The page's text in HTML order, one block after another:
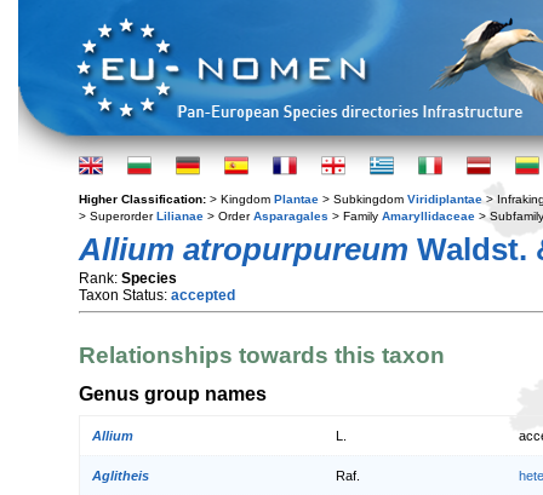
Higher Classification: > Kingdom Plantae > Subkingdom Viridiplantae >
> SuperorderLilianae > OrderAsparagales > Family Amaryllidaceae >
Allium atropurpureum Waldst.
Rank: Species
Taxon Status: accepted
Relationships towards this taxon
Genus group names
Allium
Aglitheis Raf.